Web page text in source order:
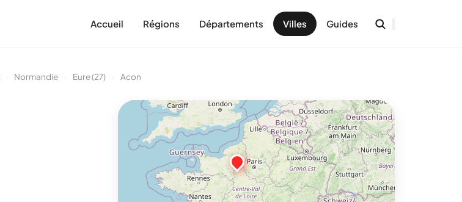
Accueil Régions Départements Villes Guides
Normandie Eure (27) Acon